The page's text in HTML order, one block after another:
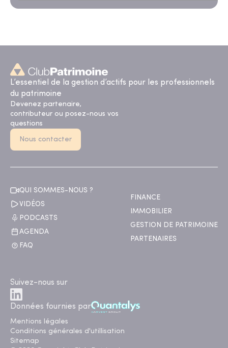
L’essentiel de la gestion d’actifs pour les professionnels
du patrimoine
Devenez partenaire,
contributeur ou posez-nous vos
questions
Nous contacter
QUI SOMMES-NOUS ?
VIDÉOS
PODCASTS
AGENDA
FAQ
FINANCE
IMMOBILIER
GESTION DE PATRIMOINE
PARTENAIRES
Suivez-nous sur
Données fournies par
Mentions légales
Conditions générales d'utillisation
Sitemap